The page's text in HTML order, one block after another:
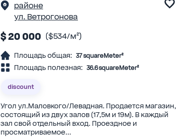
районе
ул. Ветрогонова
$ 20 000 ($534/м²)
Площадь общая: 37 squareMeter²
Площадь полезная: 36.6 squareMeter²
discount
Угол ул.Маловкого/Левадная. Продается магазин,
состоящий из двух залов (17,5м и 19м). В каждый
зал свой отдельный вход. Проездное и
просматриваемое...